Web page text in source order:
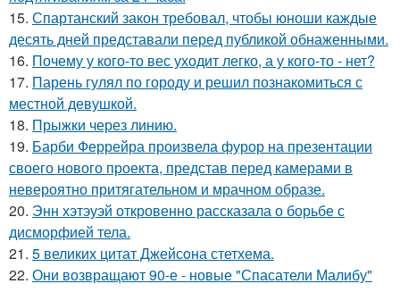
15. Спартанский закон требовал, чтобы юноши каждые
десять дней представали перед публикой обнаженными.
16. Почему у кого-то вес уходит легко, а у кого-то - нет?
17. Парень гулял по городу и решил познакомиться с
местной девушкой.
18. Прыжки через линию.
19. Барби Феррейра произвела фурор на презентации
своего нового проекта, представ перед камерами в
невероятно притягательном и мрачном образе.
20. Энн хэтэуэй откровенно рассказала о борьбе с
дисморфией тела.
21. 5 великих цитат Джейсoна стетхема.
22. Они возвращают 90-е - новые "Спасатели Малибу"